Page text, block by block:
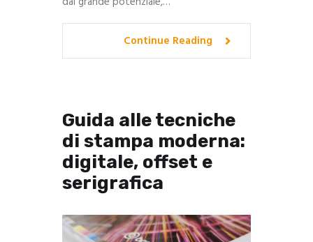
Continue Reading
Guida alle tecniche
di stampa moderna:
digitale, offset e
serigrafica